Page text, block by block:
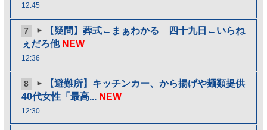
12:45
7
【疑問】葬式←まぁわかる 四十九日←いらね
ぇだろ他 NEW
12:36
8
【避難所】キッチンカー、から揚げや麺類提供
40代女性「最高... NEW
12:30